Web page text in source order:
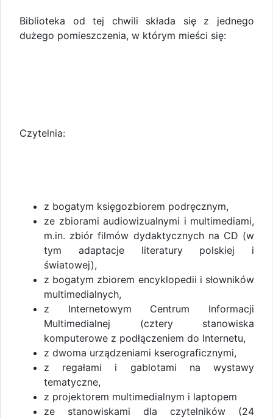
Biblioteka od tej chwili składa się z jednego
dużego pomieszczenia, w którym mieści się:
Czytelnia:
z bogatym księgozbiorem podręcznym,
ze zbiorami audiowizualnymi i multimediami,
m.in. zbiór filmów dydaktycznych na CD (w
tym adaptacje literatury polskiej i
światowej),
z bogatym zbiorem encyklopedii i słowników
multimedialnych,
z Internetowym Centrum Informacji
Multimedialnej (cztery stanowiska
komputerowe z podłączeniem do Internetu,
z dwoma urządzeniami kserograficznymi,
z regałami i gablotami na wystawy
tematyczne,
z projektorem multimedialnym i laptopem
ze stanowiskami dla czytelników (24